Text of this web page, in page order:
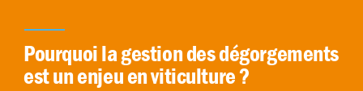
Pourquoi la gestion des dégorgements
est un enjeu en viticulture ?